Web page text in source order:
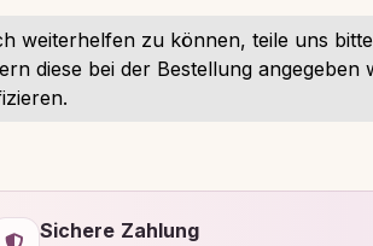
weiterhelfen zu können, teile uns
diese bei der Bestellung
Sichere Zahlung